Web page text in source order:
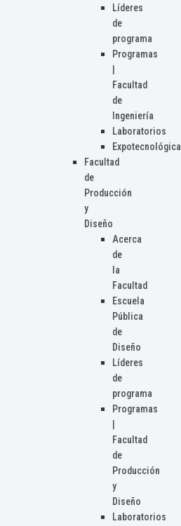
Líderes
de
programa
Programas
Facultad
de
Ingeniería
Laboratorios
Expotecnológica
Facultad
de
Producción
y
Diseño
Acerca
de
la
Facultad
Escuela
Pública
de
Diseño
Líderes
de
programa
Programas
Facultad
de
Producción
y
Diseño
Laboratorios